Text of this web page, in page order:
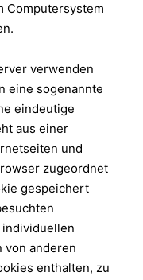
Computersystem
verwenden
eine sogenannte
eindeutige
aus einer
und
zugeordnet
gespeichert
von anderen
enthalten, zu